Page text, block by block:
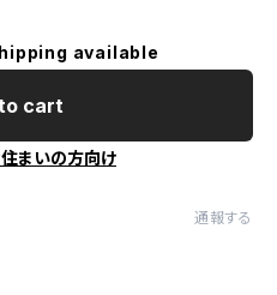
available
cart
まいの方向け
通報する